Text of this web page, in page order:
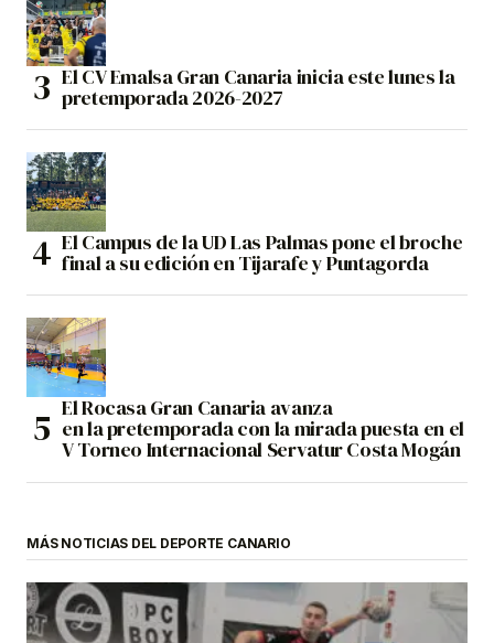
El CV Emalsa Gran Canaria inicia este lunes la
pretemporada 2026-2027
El Campus de la UD Las Palmas pone el broche
final a su edición en Tijarafe y Puntagorda
El Rocasa Gran Canaria avanza
en la pretemporada con la mirada puesta en el
V Torneo Internacional Servatur Costa Mogán
MÁS NOTICIAS DEL DEPORTE CANARIO